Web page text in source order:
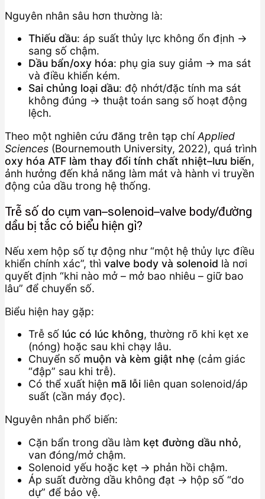
Nguyên nhân sâu hơn thường là:
Thiếu dầu: áp suất thủy lực không ổn định →
sang số chậm.
Dầu bẩn/oxy hóa: phụ gia suy giảm → ma sát
và điều khiển kém.
Sai chủng loại dầu: độ nhớt/đặc tính ma sát
không đúng → thuật toán sang số hoạt động
lệch.
Theo một nghiên cứu đăng trên tạp chíApplied
Sciences (Bournemouth University, 2022), quá trình
oxy hóa ATF làm thay đổi tính chất nhiệt–lưu biến,
ảnh hưởng đến khả năng làm mát và hành vi truyền
động của dầu trong hệ thống.
Trễ số do cụm van–solenoid–valve body/đường
dầu bị tắc có biểu hiện gì?
Nếu xem hộp số tự động như “một hệ thủy lực điều
khiển chính xác”, thì valve body và solenoid là nơi
quyết định “khi nào mở – mở bao nhiêu – giữ bao
lâu” để chuyển số.
Biểu hiện hay gặp:
Trễ số lúc có lúc không, thường rõ khi kẹt xe
(nóng) hoặc sau khi chạy lâu.
Chuyển số muộn và kèm giật nhẹ (cảm giác
“đập” sau khi trễ).
Có thể xuất hiện mã lỗi liên quan solenoid/áp
suất (cần máy đọc).
Nguyên nhân phổ biến:
Cặn bẩn trong dầu làm kẹt đường dầu nhỏ,
van đóng/mở chậm.
Solenoid yếu hoặc kẹt → phản hồi chậm.
Áp suất đường dầu không đạt → hộp số “do
dự” để bảo vệ.